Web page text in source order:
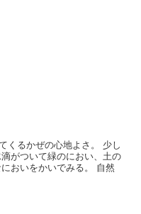
くるかぜの心地よさ。 少し
がついて緑のにおい、土の
おいをかいでみる。 自然